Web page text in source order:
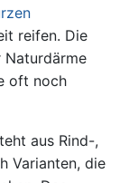
reifen. Die
Naturdärme
oft noch
aus Rind-,
Varianten, die